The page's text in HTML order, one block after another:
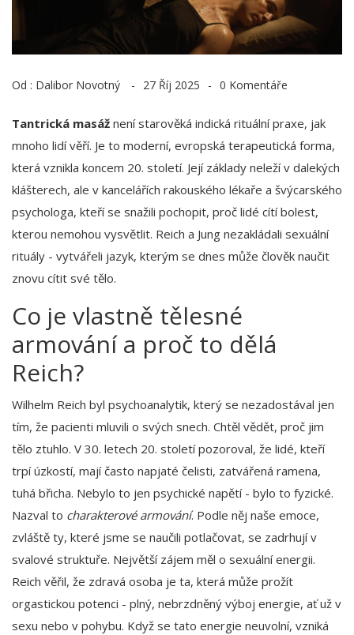
Od : Dalibor Novotný 27 Říj 2025 0 Komentáře
Tantrická masáž není starověká indická rituální praxe, jak
mnoho lidí věří. Je to moderní, evropská terapeutická forma,
která vznikla koncem 20. století. Její základy neleží v dalekých
klášterech, ale v kancelářích rakouského lékaře a švýcarského
psychologa, kteří se snažili pochopit, proč lidé cítí bolest,
kterou nemohou vysvětlit. Reich a Jung nezakládali sexuální
rituály - vytvářeli jazyk, kterým se dnes může člověk naučit
znovu cítit své tělo.
Co je vlastně tělesné
armování a proč to dělá
Reich?
Wilhelm Reich byl psychoanalytik, který se nezadostával jen
tím, že pacienti mluvili o svých snech. Chtěl vědět, proč jim
tělo ztuhlo. V 30. letech 20. století pozoroval, že lidé, kteří
trpí úzkostí, mají často napjaté čelisti, zatvářená ramena,
tuhá břicha. Nebylo to jen psychické napětí - bylo to fyzické.
Nazval to charakterové armování. Podle něj naše emoce,
zvláště ty, které jsme se naučili potlačovat, se zadrhují v
svalové struktuře. Největší zájem měl o sexuální energii.
Reich věřil, že zdravá osoba je ta, která může prožít
orgastickou potenci - plný, nebrzdněný výboj energie, ať už v
sexu nebo v pohybu. Když se tato energie neuvolní, vzniká